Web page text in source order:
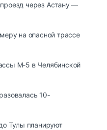
через Астану —
на опасной трассе
М-5 в Челябинской
10-
Тулы планируют